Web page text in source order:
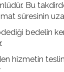
Bu
süresinin
bedelin
hizmetin